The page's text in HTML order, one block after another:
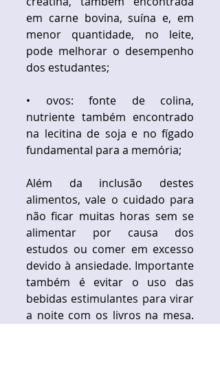
em carne bovina, suína e, em
menor quantidade, no leite,
pode melhorar o desempenho
dos estudantes;
• ovos: fonte de colina,
nutriente também encontrado
na lecitina de soja e no fígado
fundamental para a memória;
Além da inclusão destes
alimentos, vale o cuidado para
não ficar muitas horas sem se
alimentar por causa dos
estudos ou comer em excesso
devido à ansiedade. Importante
também é evitar o uso das
bebidas estimulantes para virar
a noite com os livros na mesa.